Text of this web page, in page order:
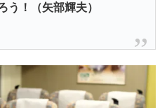
う！（矢部輝夫）